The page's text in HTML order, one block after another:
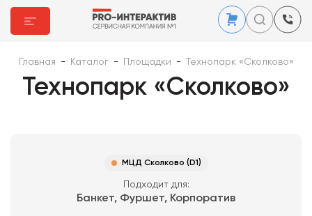
Главная - Каталог - Площадки - Технопарк «Сколково»
Технопарк «Сколково»
МЦД Сколково (D1)
Подходит для:
Банкет, Фуршет, Корпоратив